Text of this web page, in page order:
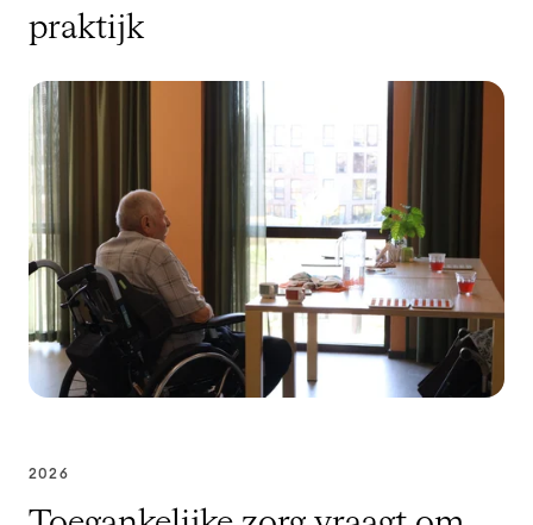
praktijk
2026